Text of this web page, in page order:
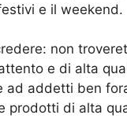
e il weekend.
non
e di alta
ad addetti ben
prodotti di alta